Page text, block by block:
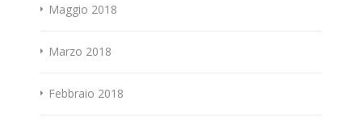
Maggio 2018
Marzo 2018
Febbraio 2018